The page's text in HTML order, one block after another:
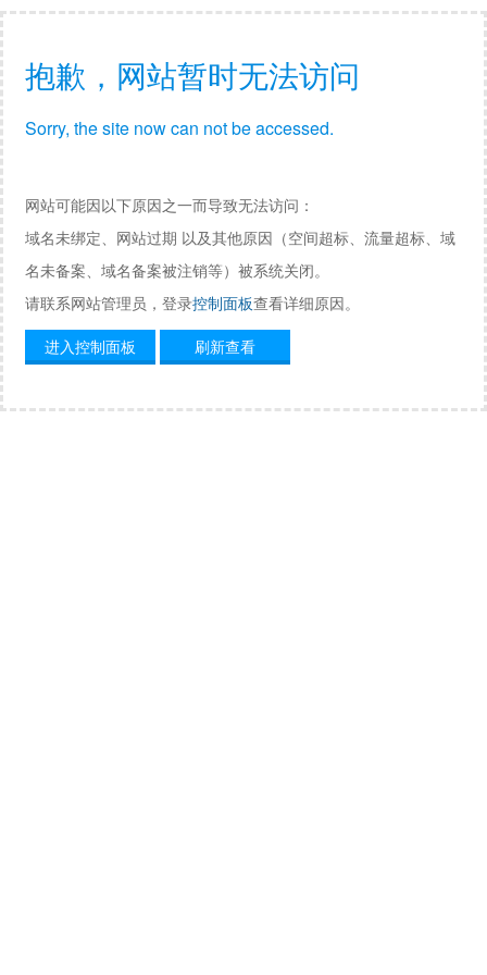
抱歉，网站暂时无法访问
Sorry, the site now can not be accessed.
网站可能因以下原因之一而导致无法访问：
域名未绑定、网站过期 以及其他原因（空间超标、流量超标、域
名未备案、域名备案被注销等）被系统关闭。
请联系网站管理员，登录控制面板查看详细原因。
进入控制面板
刷新查看